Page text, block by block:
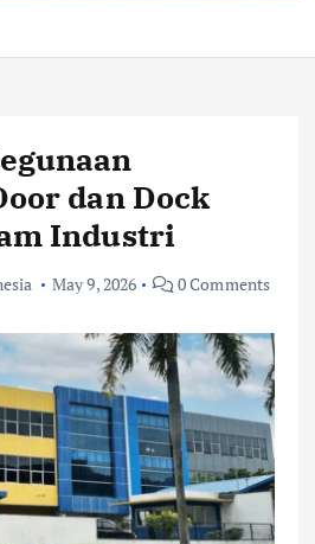
dan Dock
Industri
May 9, 2026 0 Comments